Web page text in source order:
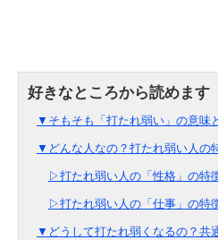
▼そもそも「打たれ弱い」の意味
▼どんな人なの？打たれ弱い人の
▷打たれ弱い人の「性格」の特
▷打たれ弱い人の「仕事」の特
▼どうして打たれ弱くなるの？共